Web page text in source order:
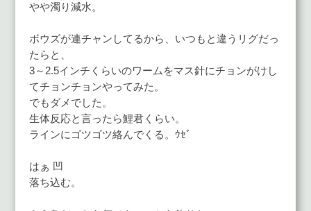
やや濁り減水。
ボウズが連チャンしてるから、いつもと違うリグだっ
たらと、
3～2.5インチくらいのワームをマス針にチョンがけし
てチョンチョンやってみた。
でもダメでした。
生体反応と言ったら鯉君くらい。
ラインにゴツゴツ絡んでくる。ｳｾﾞ
はぁ 凹
落ち込む。